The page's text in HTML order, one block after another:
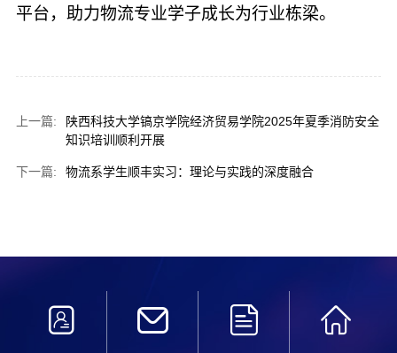
平台，助力物流专业学子成长为行业栋梁。
上一篇:
陕西科技大学镐京学院经济贸易学院2025年夏季消防安全
知识培训顺利开展
下一篇: 物流系学生顺丰实习：理论与实践的深度融合